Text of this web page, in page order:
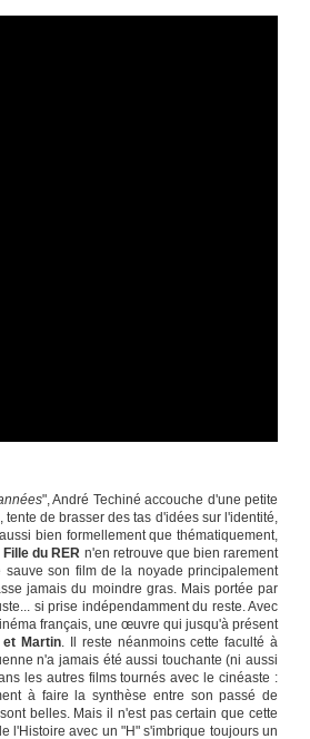
", André Techiné accouche d'une petite
de brasser des tas d'idées sur l'identité,
bien formellement que thématiquement,
Fille du RER n'en retrouve que bien rarement
son film de la noyade principalement
jamais du moindre gras. Mais portée par
si prise indépendamment du reste. Avec
français, une œuvre qui jusqu'à présent
Martin. Il reste néanmoins cette faculté à
n'a jamais été aussi touchante (ni aussi
les autres films tournés avec le cinéaste :
à faire la synthèse entre son passé de
belles. Mais il n'est pas certain que cette
l'Histoire avec un "H" s'imbrique toujours un